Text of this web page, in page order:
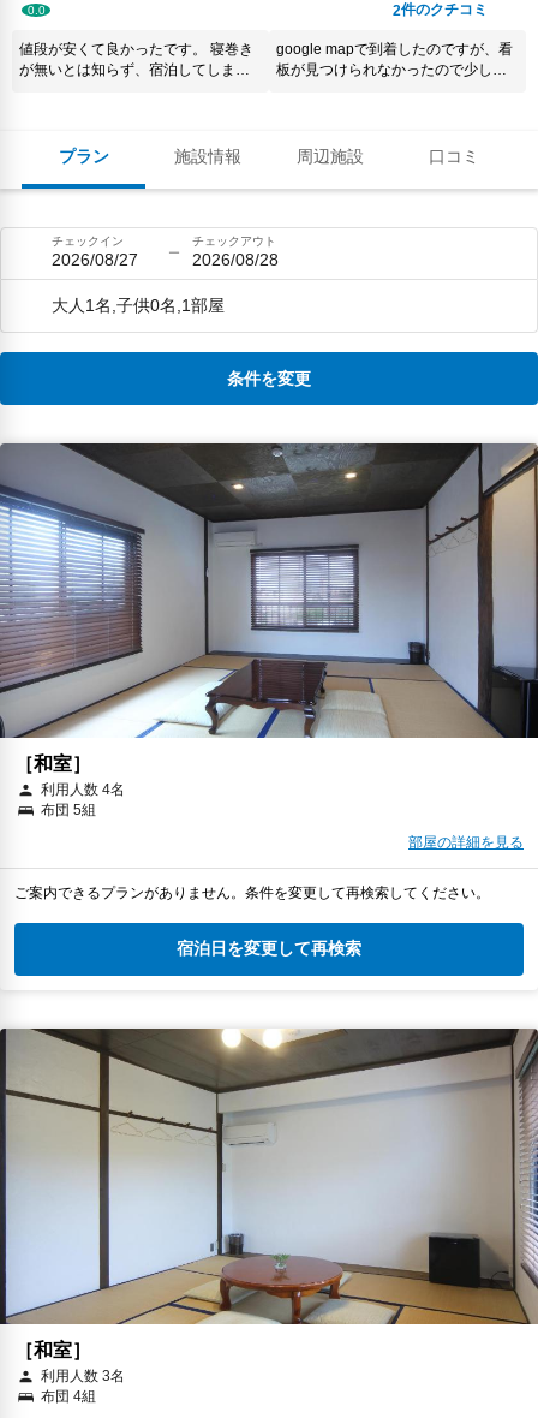
プラン 施設情報 周辺施設 口コミ
0.0 2件のクチコミ
値段が安くて良かったです。 寝巻き
が無いとは知らず、宿泊してしまい
にゆっくりしたい人には向いてない
google mapで到着したのですが、看
板が見つけられなかったので少し迷
るのと、今回は到着時雨に濡れてい
たのですが、予約制なので混んでい
ないデメリットはあるように思いま
した。 全体としては満足でした。
チェックイン
2026/08/27
チェックアウト
2026/08/28
大人1名,子供0名,1部屋
条件を変更
［和室］
利用人数 4名
布団 5組
部屋の詳細を見る
ご案内できるプランがありません。条件を変更して再検索してください。
宿泊日を変更して再検索
［和室］
利用人数 3名
布団 4組